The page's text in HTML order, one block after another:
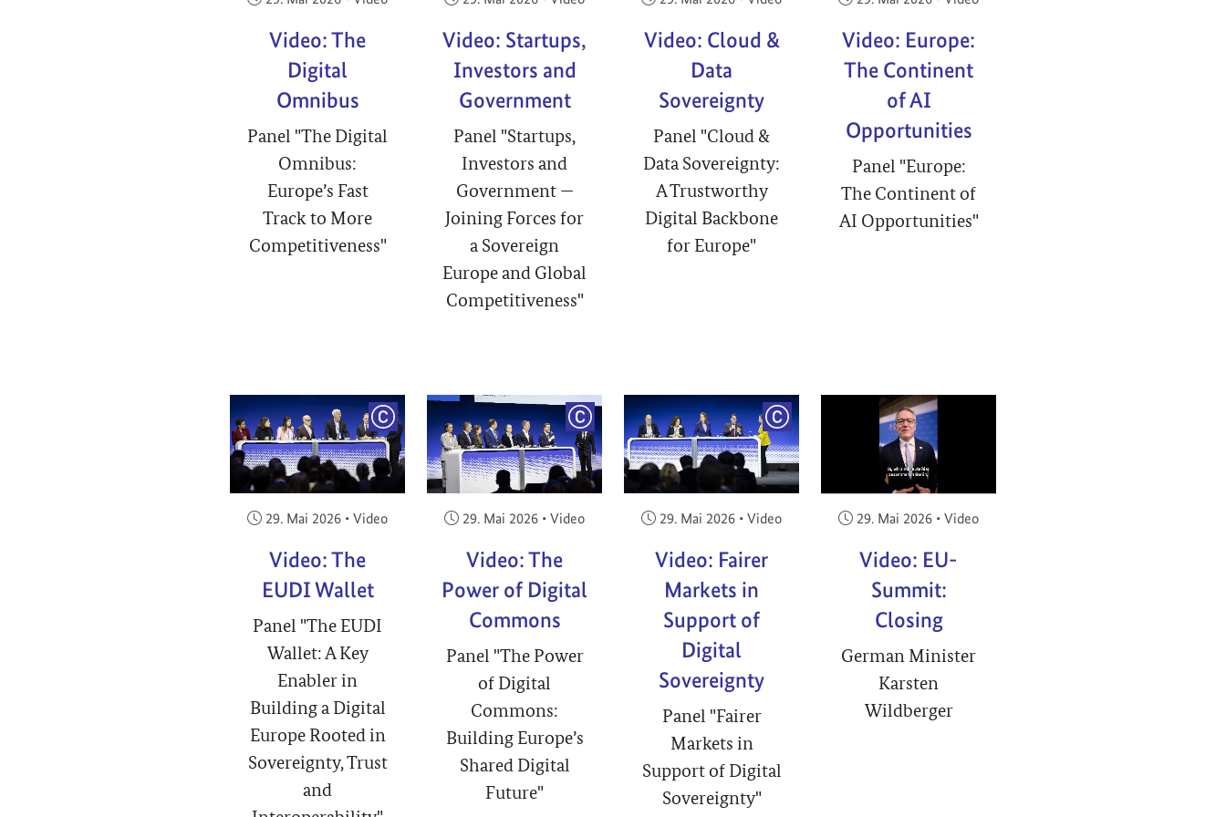
Video: The
Digital
Omnibus
Panel "The Digital
Omnibus:
Europe’s Fast
Track to More
Competitiveness"
Video: Startups,
Investors and
Government
Panel "Startups,
Investors and
Government —
Joining Forces for
a Sovereign
Europe and Global
Competitiveness"
Video: Cloud &
Data
Sovereignty
Panel "Cloud &
Data Sovereignty:
A Trustworthy
Digital Backbone
for Europe"
Video: Europe:
The Continent
of AI
Opportunities
Panel "Europe:
The Continent of
AI Opportunities"
COPYRIGHT
Veröffentlicht am:
29. Mai 2026 • Video
Video: The
EUDI Wallet
Panel "The EUDI
Wallet: A Key
Enabler in
Building a Digital
Europe Rooted in
Sovereignty, Trust
and
COPYRIGHT
Veröffentlicht am:
29. Mai 2026 • Video
Video: The
Power of Digital
Commons
Panel "The Power
of Digital
Commons:
Building Europe’s
Shared Digital
Future"
COPYRIGHT
Veröffentlicht am:
29. Mai 2026 • Video
Video: Fairer
Markets in
Support of
Digital
Sovereignty
Panel "Fairer
Markets in
Support of Digital
Sovereignty"
Veröffentlicht am:
29. Mai 2026 • Video
Video: EU-
Summit:
Closing
German Minister
Karsten
Wildberger